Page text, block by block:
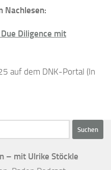
Nachlesen:
Diligence mit
auf dem DNK-Portal (In
– mit Ulrike Stöckle